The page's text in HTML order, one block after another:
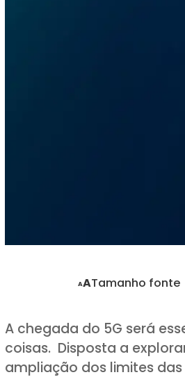
AATamanho fonte
A chegada do 5G será
coisas. Disposta a
ampliação dos limites